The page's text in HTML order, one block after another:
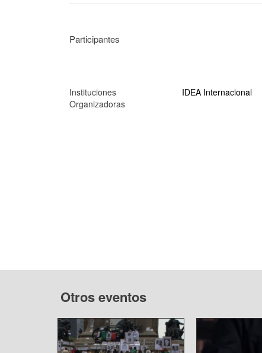
Participantes
Instituciones
Organizadoras
IDEA Internacional
Otros eventos